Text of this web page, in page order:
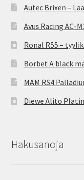
Autec Brixen –
Avus Racing AC-
Ronal R55 –
Borbet A black
MAM RS4
Diewe Alito
Hakusanoja